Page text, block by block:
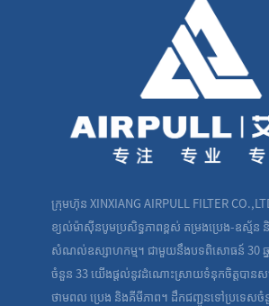
ក្រុមហ៊ុន XINXIANG AIRPULL FILTER
ខ្យល់ម៉ាស៊ីនបូមប្រសិទ្ធភាពខ្ពស់ តម្រងប្រេង-ឧស្ម័ន និ
សំណល់ឧស្សាហកម្ម។ ជាមួយនឹងបទពិសោធន៍ 30 ឆ្ន
ចំនួន 33 យើងផ្តល់នូវដំណោះស្រាយទំនុកចិត្តបានស
ថាមពល ប្រេង និងគីមីភាព។ ដឹកជញ្ជូនទៅប្រទេសចំ